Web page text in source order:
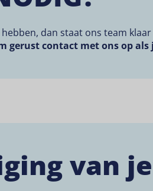
dan staat ons team
gerust contact met ons op
van